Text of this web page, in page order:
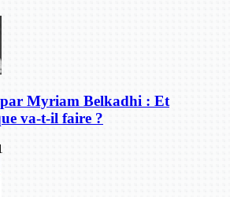
Myriam Belkadhi : Et
va-t-il faire ?